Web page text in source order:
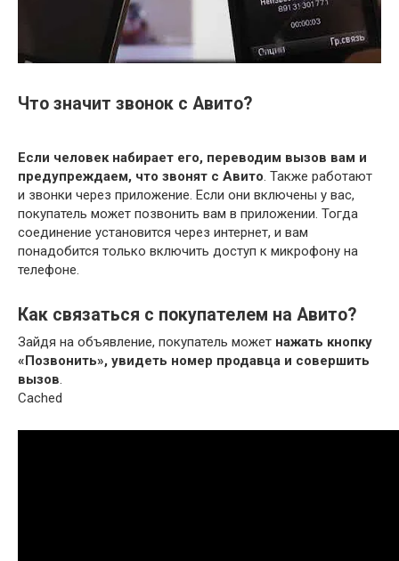
Что значит звонок с Авито?
Если человек набирает его, переводим вызов вам и
предупреждаем, что звонят с Авито. Также работают
и звонки через приложение. Если они включены у вас,
покупатель может позвонить вам в приложении. Тогда
соединение установится через интернет, и вам
понадобится только включить доступ к микрофону на
телефоне.
Как связаться с покупателем на Авито?
Зайдя на объявление, покупатель может нажать кнопку
«Позвонить», увидеть номер продавца и совершить
вызов.
Cached